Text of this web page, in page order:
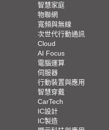
智慧家庭
物聯網
寬頻與無線
次世代行動通訊
Cloud
AI Focus
電腦運算
伺服器
行動裝置與應用
智慧穿戴
CarTech
IC設計
IC製造